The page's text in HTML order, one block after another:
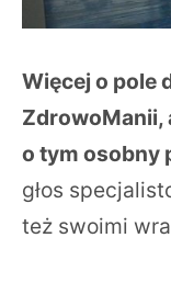
Więcej o pole
ZdrowoManii,
o tym osobny
głos
też swoimi